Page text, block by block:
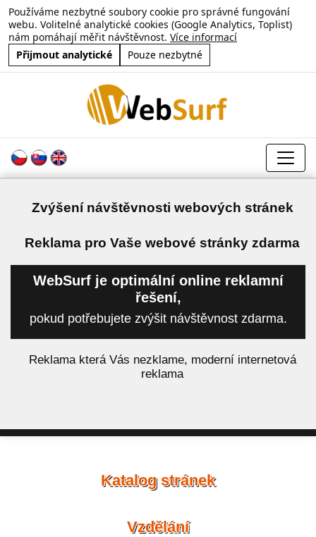
Používáme nezbytné soubory cookie pro správné fungování
webu. Volitelné analytické cookies (Google Analytics, Toplist)
nám pomáhají měřit návštěvnost. Více informací
Přijmout analytické
Pouze nezbytné
Zvýšení návštěvnosti webových stránek
Reklama pro Vaše webové stránky zdarma
WebSurf je optimální online reklamní
řešení,
pokud potřebujete zvýšit návštěvnost zdarma.
Reklama která Vás nezklame, moderní internetová
reklama
Katalog stránek
Vzdělání